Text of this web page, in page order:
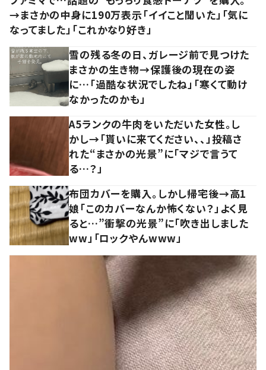
→まさかの中身に190万表示「イイこと聞いた」「気に
なってました」「これかなり好き」
雪の残る冬の日、ガレージ前で見つけた
まさかの生き物→保護後の現在の姿
に…「過酷な状況でしたね」「寒くて動け
なかったのかも」
A5ランクの牛肉をいただいた女性。し
かし→「貰いに来てください、、」投稿さ
れた“まさかの光景”に「マジで言うて
る…？」
布団カバーを購入。しかし帰宅後→高1
娘「このカバーなんか怖くない？」よく見
ると…”衝撃の光景”に「吹き出しました
ww」「ロックやんwww」